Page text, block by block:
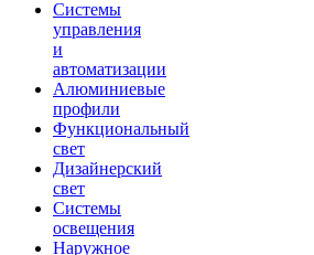
Системы
управления
и
автоматизации
Алюминиевые
профили
Функциональный
свет
Дизайнерский
свет
Системы
освещения
Наружное